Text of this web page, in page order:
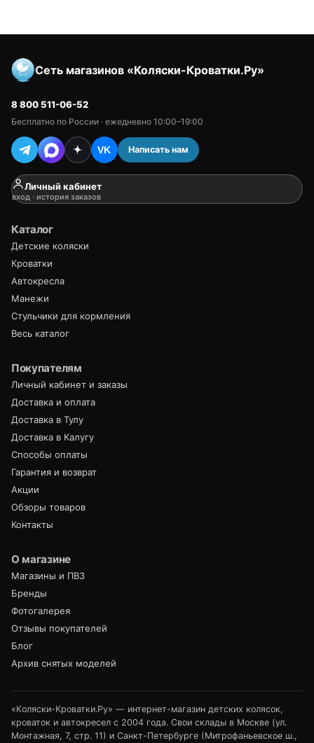
Сеть магазинов «Коляски-Кроватки.Ру»
8 800 511-06-52
Бесплатно по России · ежедневно 10:00–19:00
VK Написать нам
Личный кабинет
вход · история заказов
Каталог
Детские коляски
Кроватки
Автокресла
Манежи
Стульчики для кормления
Весь каталог
Покупателям
Личный кабинет и заказы
Доставка и оплата
Доставка в Тулу
Доставка в Калугу
Способы оплаты
Гарантия и возврат
Акции
Обзоры товаров
Контакты
О магазине
Магазины и ПВЗ
Бренды
Фотогалерея
Отзывы покупателей
Блог
Архив снятых моделей
«Коляски-Кроватки.Ру» — интернет-магазин детских колясок,
кроваток и автокресел с 2004 года. Свои склады в Москве (ул.
Монтажная, 7, стр. 11) и Санкт-Петербурге (Митрофаньевское ш.,